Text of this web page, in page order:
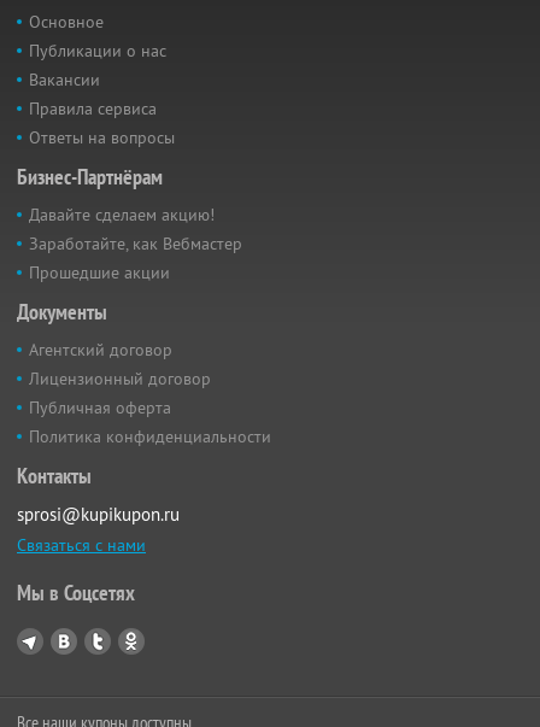
Основное
Публикации о нас
Вакансии
Правила сервиса
Ответы на вопросы
Бизнес-Партнёрам
Давайте сделаем акцию!
Заработайте, как Вебмастер
Прошедшие акции
Документы
Агентский договор
Лицензионный договор
Публичная оферта
Политика конфиденциальности
Контакты
sprosi@kupikupon.ru
Связаться с нами
Мы в Соцсетях